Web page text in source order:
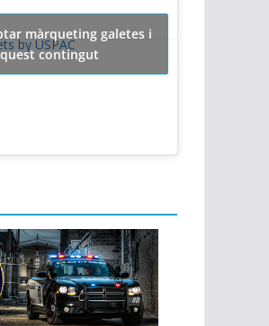
by USPAC
màrqueting galetes i
contingut